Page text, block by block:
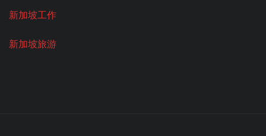
新加坡工作
新加坡旅游